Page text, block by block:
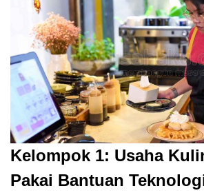
Kelompok 1: Usaha
Pakai Bantuan